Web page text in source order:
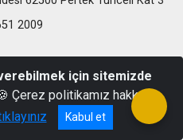
2009
için sitemizde
Çerez politikamız hakkında
Kabul et